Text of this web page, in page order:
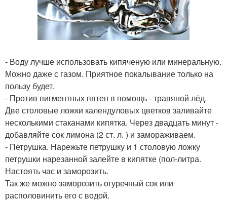
- Воду лучше использовать кипяченую или минеральную.
Можно даже с газом. Приятное покалывание только на
пользу будет.
- Против пигментных пятен в помощь - травяной лёд.
Две столовые ложки календуловых цветков заливайте
несколькими стаканами кипятка. Через двадцать минут -
добавляйте сок лимона (2 ст. л. ) и замораживаем.
- Петрушка. Нарежьте петрушку и 1 столовую ложку
петрушки нарезанной залейте в кипятке (пол-литра.
Настоять час и заморозить.
Так же можно заморозить огуречный сок или
располовинить его с водой.